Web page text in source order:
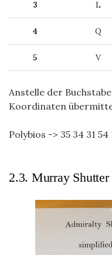
3 L
4 Q
5 V
Anstelle der
Koordinaten
Polybios -> 35 34 31 54
2.3. Murray Shutter